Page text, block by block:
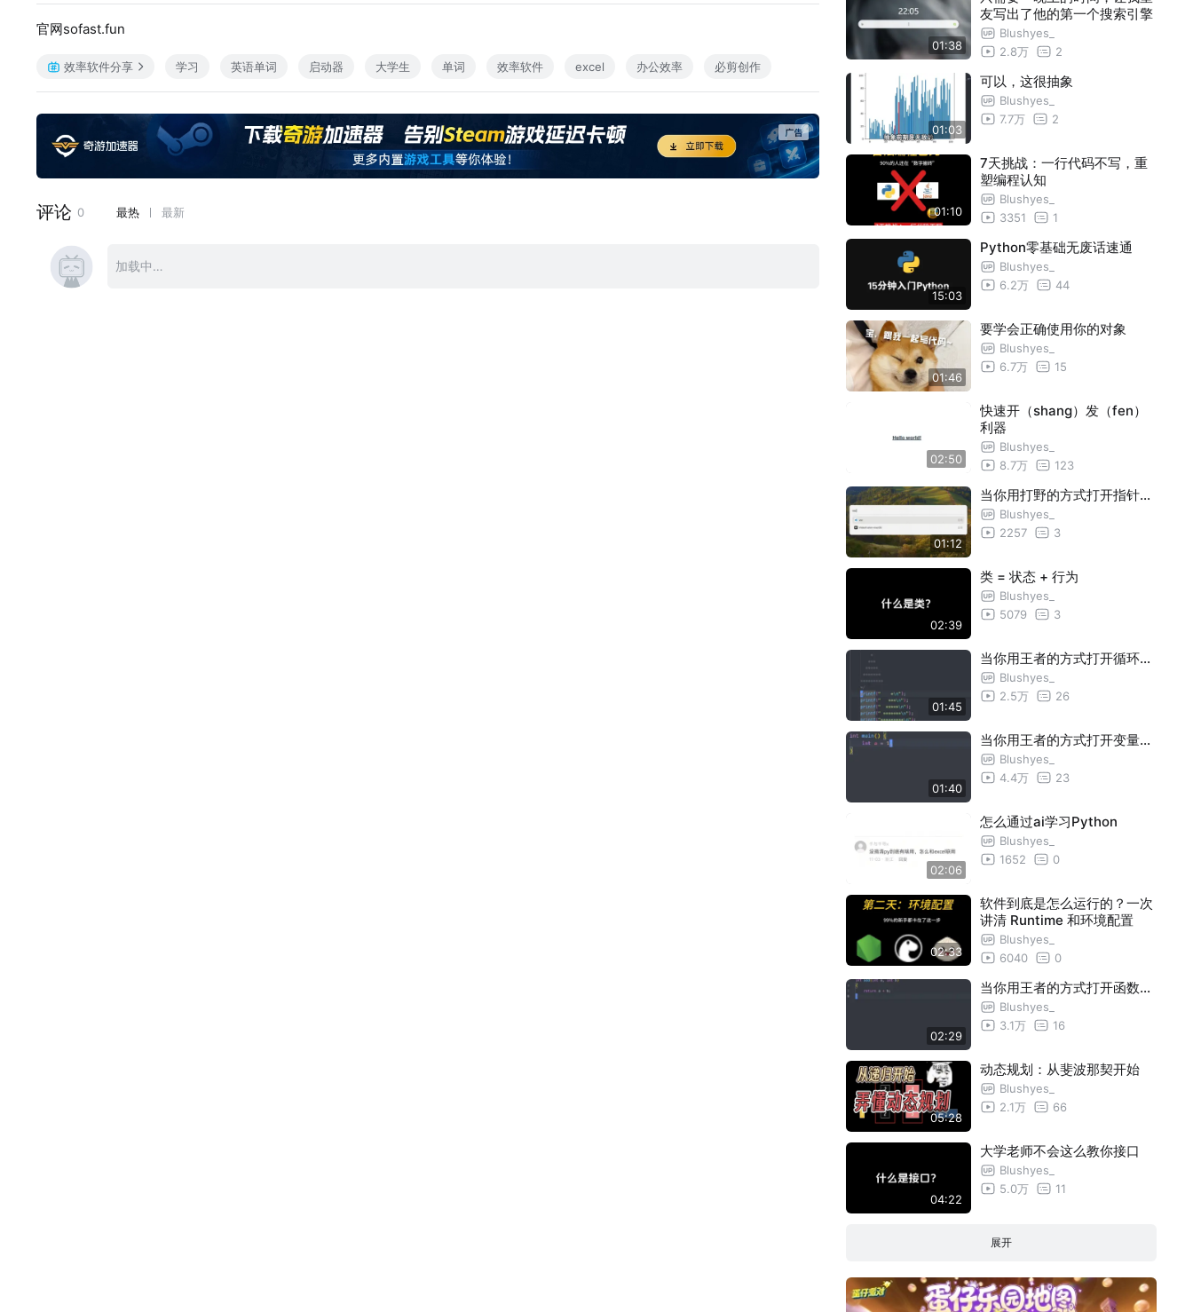
官网sofast.fun
效率软件分享 学习 英语单词 启动器 大学生 单词 效率软件 excel 办公效率 必剪创作
01:38
友写出了他的第一个搜索引擎
Blushyes_
2.8万
2
01:03
可以，这很抽象
Blushyes_
7.7万
2
01:10
7天挑战：一行代码不写，重
塑编程认知
Blushyes_
3351
1
15:03
Python零基础无废话速通
Blushyes_
6.2万
44
01:46
要学会正确使用你的对象
Blushyes_
6.7万
15
02:50
快速开（shang）发（fen）
利器
Blushyes_
8.7万
123
01:12
当你用打野的方式打开指针…
Blushyes_
2257
3
02:39
类 = 状态 + 行为
Blushyes_
5079
3
01:45
当你用王者的方式打开循环…
Blushyes_
2.5万
26
01:40
当你用王者的方式打开变量…
Blushyes_
4.4万
23
02:06
怎么通过ai学习Python
Blushyes_
1652
0
02:33
软件到底是怎么运行的？一次
讲清 Runtime 和环境配置
Blushyes_
6040
0
02:29
当你用王者的方式打开函数…
Blushyes_
3.1万
16
05:28
动态规划：从斐波那契开始
Blushyes_
2.1万
66
04:22
大学老师不会这么教你接口
Blushyes_
5.0万
11
展开